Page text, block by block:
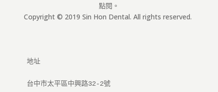
點閱。
Copyright © 2019 Sin Hon Dental. All rights reserved.
地址
台中市太平區中興路32-2號